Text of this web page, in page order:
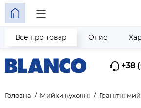
+38
Головна Мийки кухонні Гранітні
Все про товар Опис